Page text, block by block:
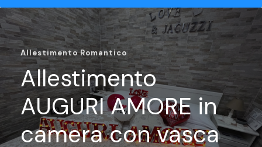
Allestimento Romantico
Allestimento
AUGURI AMORE in
camera con vasca